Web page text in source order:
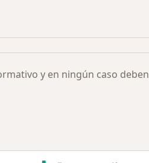
y en ningún caso deben